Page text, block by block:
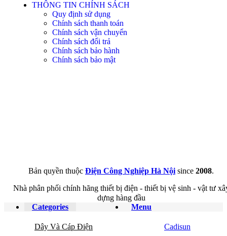
THÔNG TIN CHÍNH SÁCH
Quy định sử dụng
Chính sách thanh toán
Chính sách vận chuyển
Chính sách đổi trả
Chính sách bảo hành
Chính sách bảo mật
Bản quyền thuộc Điện Công Nghiệp Hà Nội since 2008.
Nhà phân phối chính hãng thiết bị điện - thiết bị vệ sinh - vật tư
dựng hàng đầu
Menu
Categories
Dây Và Cáp Điện Cadisun